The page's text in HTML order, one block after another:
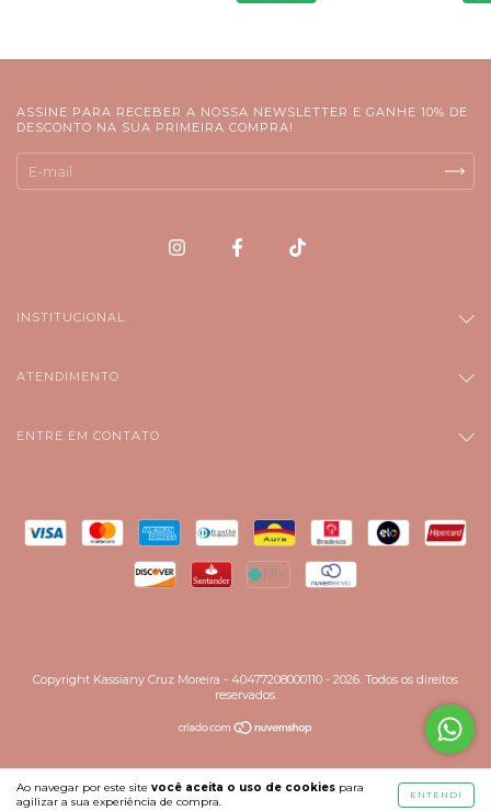
Ao navegar por este site você aceita o uso de cookies para
agilizar a sua experiência de compra.
ENTENDI
ASSINE PARA RECEBER A NOSSA NEWSLETTER E GANHE 10% DE
DESCONTO NA SUA PRIMEIRA COMPRA!
INSTITUCIONAL
ATENDIMENTO
ENTRE EM CONTATO
Copyright Kassiany Cruz Moreira - 40477208000110 - 2026. Todos os direitos
reservados.